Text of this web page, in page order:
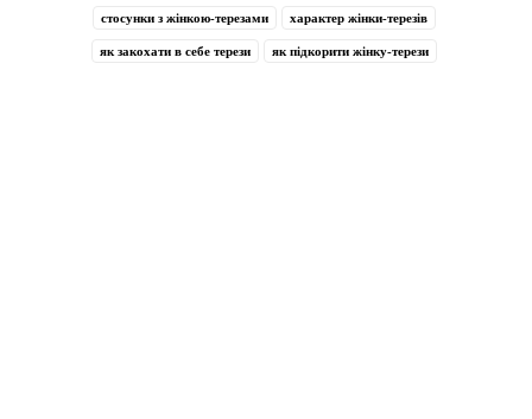
стосунки з жінкою-терезами характер жінки-терезів
як закохати в себе терези як підкорити жінку-терези